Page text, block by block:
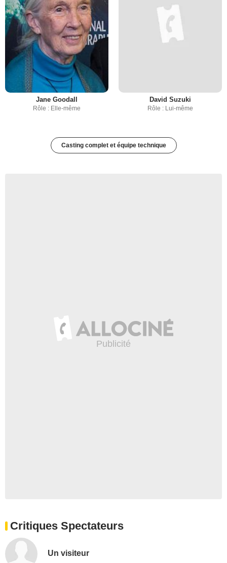
Jane Goodall
Rôle : Elle-même
David Suzuki
Rôle : Lui-même
Casting complet et équipe technique
Critiques Spectateurs
Un visiteur